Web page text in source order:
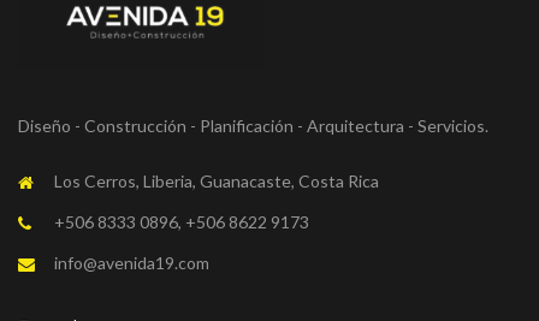
Diseño - Construcción - Planificación - Arquitectura - Servicios.
Los Cerros, Liberia, Guanacaste, Costa Rica
+506 8333 0896, +506 8622 9173
info@avenida19.com